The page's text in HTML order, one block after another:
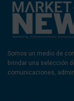
Somos un medio de
brindar una selección
comunicaciones,